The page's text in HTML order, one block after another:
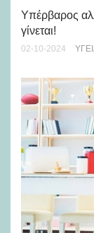
Υπέρβαρος
γίνεται!
02-10-2024